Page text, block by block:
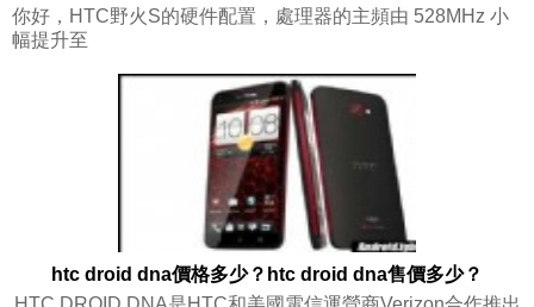
你好，HTC野火S的硬件配置，處理器的主頻由 528MHz 小
幅提升至
htc droid dna價格多少？htc droid dna售價多少？